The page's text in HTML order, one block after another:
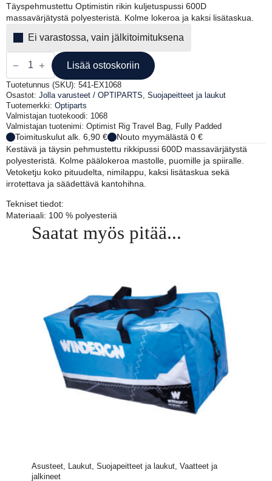
Täyspehmustettu Optimistin rikin kuljetuspussi 600D
massavärjätystä polyesteristä. Kolme lokeroa ja kaksi lisätaskua.
Ei varastossa, vain jälkitoimituksena
Optiparts
rikin
kuljetuspussi,
täyspehmustettu
määrä
Lisää ostoskoriin
Tuotetunnus (SKU): 541-EX1068
Osastot: Jolla varusteet / OPTIPARTS Suojapeitteet ja laukut
Tuotemerkki: Optiparts
Valmistajan tuotekoodi: 1068
Valmistajan tuotenimi: Optimist Rig Travel Bag, Fully Padded
Toimituskulut alk. 6,90 €
Nouto myymälästä 0 €
Kestävä ja täysin pehmustettu rikkipussi 600D massavärjätystä
polyesteristä. Kolme päälokeroa mastolle, puomille ja spiiralle.
Vetoketju koko pituudelta, nimilappu, kaksi lisätaskua sekä
irrotettava ja säädettävä kantohihna.
Tekniset tiedot:
Materiaali: 100 % polyesteriä
Saatat myös pitää...
Asusteet, Laukut, Suojapeitteet ja laukut, Vaatteet ja
jalkineet